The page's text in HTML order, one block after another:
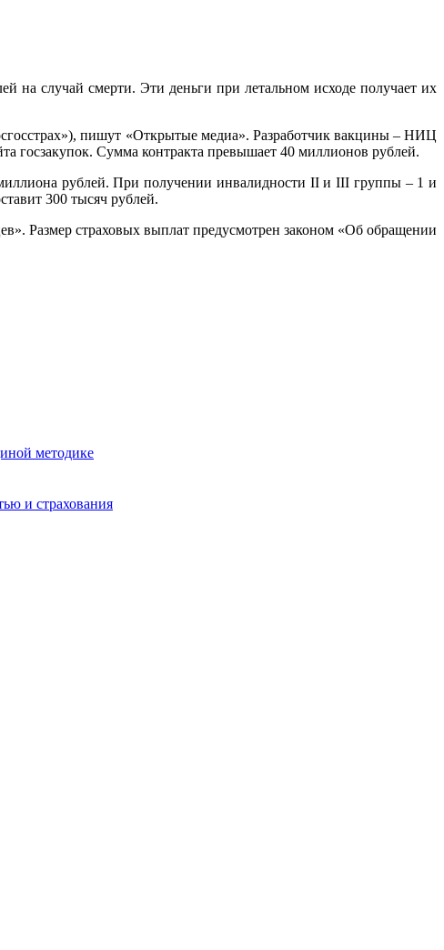
на случай смерти. Эти деньги при летальном исходе получает их
пишут «Открытые медиа». Разработчик вакцины – НИЦ
госзакупок. Сумма контракта превышает 40 миллионов рублей.
рублей. При получении инвалидности II и III группы – 1 и
300 тысяч рублей.
Размер страховых выплат предусмотрен законом «Об обращении
методике
и страхования